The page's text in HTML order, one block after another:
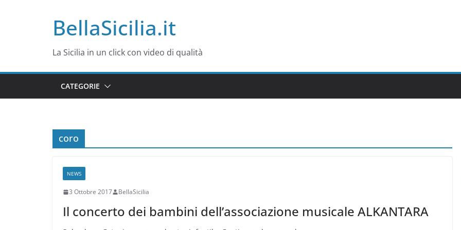
BellaSicilia.it
La Sicilia in un click con video di qualità
CATEGORIE
coro
NEWS
3 Ottobre 2017 BellaSicilia
Il concerto dei bambini dell’associazione musicale ALKANTARA